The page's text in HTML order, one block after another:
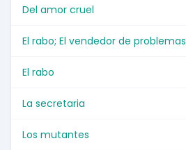
Del amor cruel
El rabo; El vendedor de problemas
El rabo
La secretaria
Los mutantes